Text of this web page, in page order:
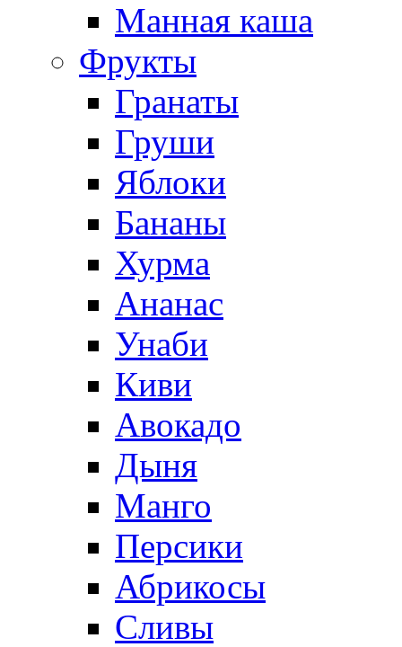
Манная каша
Фрукты
Гранаты
Груши
Яблоки
Бананы
Хурма
Ананас
Унаби
Киви
Авокадо
Дыня
Манго
Персики
Абрикосы
Сливы